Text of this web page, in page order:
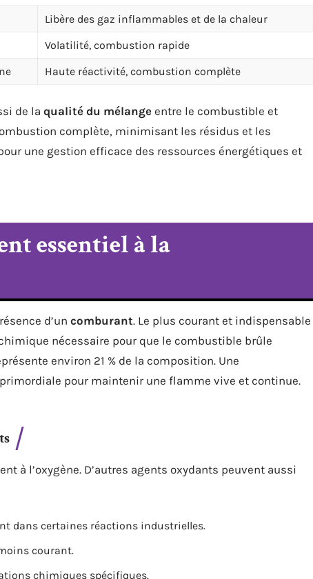
Libère des gaz inflammables et de la chaleur
Volatilité, combustion rapide
Haute réactivité, combustion complète
de la qualité du mélange entre le combustible et
complète, minimisant les résidus et les
une gestion efficace des ressources énergétiques et
essentiel à la
d’un comburant. Le plus courant et indispensable
nécessaire pour que le combustible brûle
environ 21 % de la composition. Une
pour maintenir une flamme vive et continue.
à l’oxygène. D’autres agents oxydants peuvent aussi
dans certaines réactions industrielles.
courant.
chimiques spécifiques.